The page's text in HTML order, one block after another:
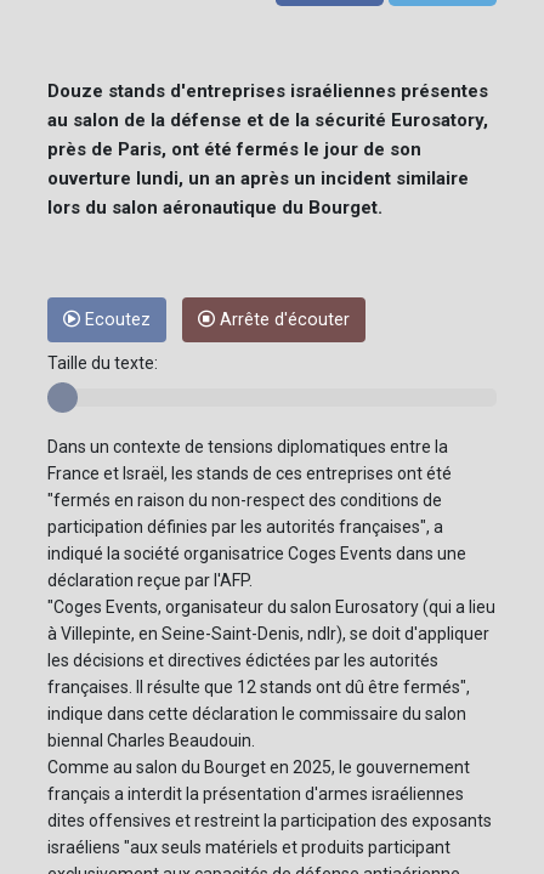
Douze stands d'entreprises israéliennes présentes
au salon de la défense et de la sécurité Eurosatory,
près de Paris, ont été fermés le jour de son
ouverture lundi, un an après un incident similaire
lors du salon aéronautique du Bourget.
Ecoutez Arrête d'écouter
Taille du texte:
Dans un contexte de tensions diplomatiques entre la
France et Israël, les stands de ces entreprises ont été
"fermés en raison du non-respect des conditions de
participation définies par les autorités françaises", a
indiqué la société organisatrice Coges Events dans une
déclaration reçue par l'AFP.
"Coges Events, organisateur du salon Eurosatory (qui a lieu
à Villepinte, en Seine-Saint-Denis, ndlr), se doit d'appliquer
les décisions et directives édictées par les autorités
françaises. Il résulte que 12 stands ont dû être fermés",
indique dans cette déclaration le commissaire du salon
biennal Charles Beaudouin.
Comme au salon du Bourget en 2025, le gouvernement
français a interdit la présentation d'armes israéliennes
dites offensives et restreint la participation des exposants
israéliens "aux seuls matériels et produits participant